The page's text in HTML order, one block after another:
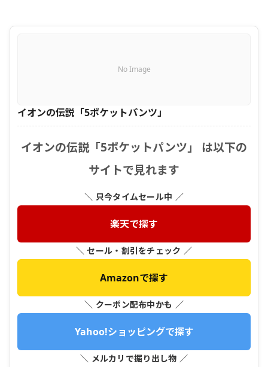
No Image
イオンの伝説「5ポケットパンツ」
イオンの伝説「5ポケットパンツ」 は以下の
サイトで見れます
＼ 只今タイムセール中 ／
楽天で探す
＼ セール・割引をチェック ／
Amazonで探す
＼ クーポン配布中かも ／
Yahoo!ショッピングで探す
＼ メルカリで掘り出し物 ／